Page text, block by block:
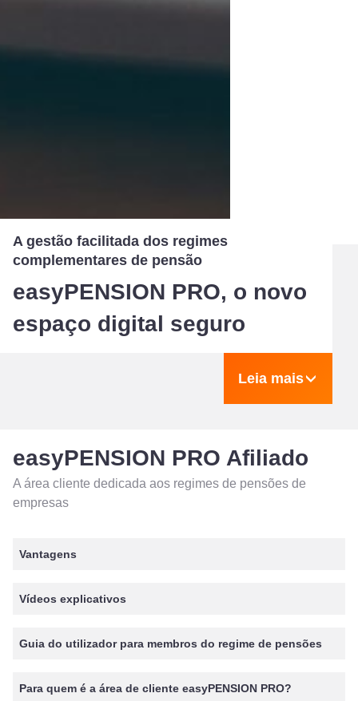
A gestão facilitada dos regimes
complementares de pensão
easyPENSION PRO, o novo
espaço digital seguro
Leia mais
easyPENSION PRO Afiliado
A área cliente dedicada aos regimes de pensões de
empresas
Vantagens
Vídeos explicativos
Guia do utilizador para membros do regime de pensões
Para quem é a área de cliente easyPENSION PRO?